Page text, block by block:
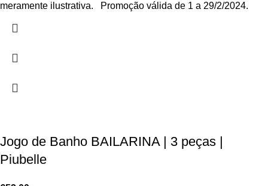
meramente ilustrativa. Promoção válida de 1 a 29/2/2024.
Jogo de Banho BAILARINA | 3 peças |
Piubelle